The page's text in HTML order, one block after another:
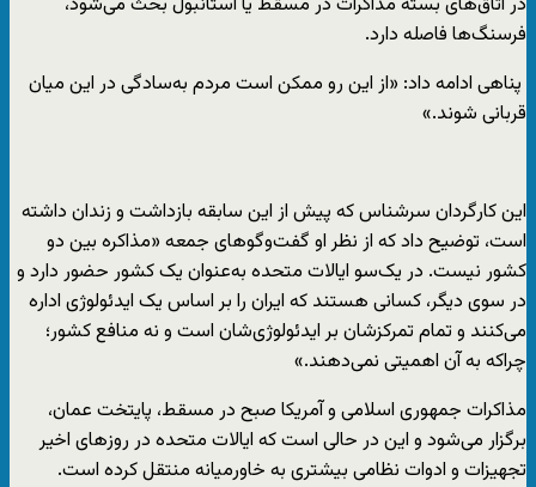
فرسنگ‌ها فاصله دارد.
پناهی ادامه داد: «از این رو ممکن است مردم به‌سادگی در این میان
قربانی شوند.»
این کارگردان سرشناس که پیش از این سابقه بازداشت و زندان داشته
است، توضیح داد که از نظر او گفت‌وگوهای جمعه «مذاکره بین دو
کشور نیست. در یک‌سو ایالات متحده به‌عنوان یک کشور حضور دارد و
در سوی دیگر،‌ کسانی هستند که ایران را بر اساس یک ایدئولوژی اداره
می‌کنند و تمام تمرکزشان بر ایدئولوژی‌شان است و نه منافع کشور؛‌
چراکه به آن اهمیتی نمی‌دهند.»
مذاکرات جمهوری اسلامی و آمریکا صبح در مسقط، پایتخت عمان،
برگزار می‌شود و این در حالی است که ایالات متحده در روزهای اخیر
تجهیزات و ادوات نظامی بیشتری به خاورمیانه منتقل کرده است.